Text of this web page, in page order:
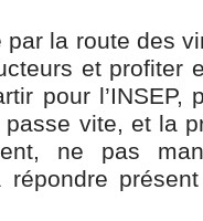
la route des
et profiter
pour l’INSEP,
vite, et la
ne pas